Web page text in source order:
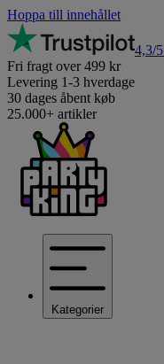
Hoppa till innehållet
4,3/5
Fri fragt over 499 kr
Levering 1-3 hverdage
30 dages åbent køb
25.000+ artikler
Kategorier